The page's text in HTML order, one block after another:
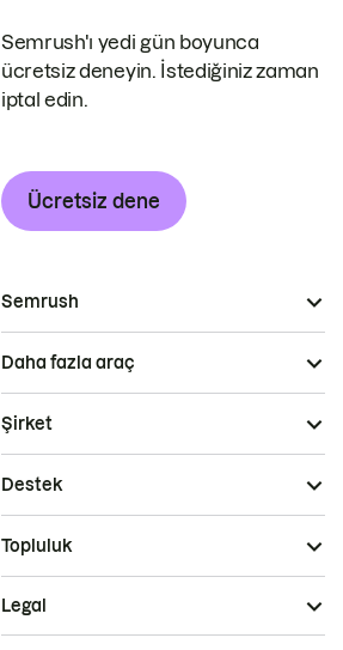
Semrush'ı yedi gün boyunca
ücretsiz deneyin. İstediğiniz zaman
iptal edin.
Ücretsiz dene
Semrush
Daha fazla araç
Şirket
Destek
Topluluk
Legal